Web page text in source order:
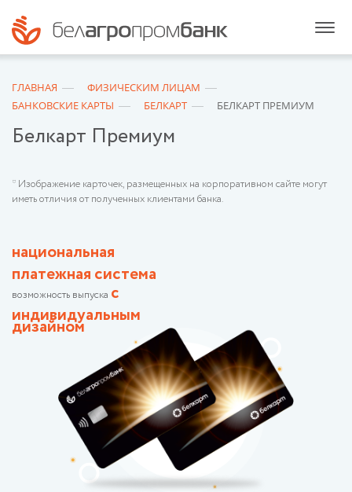
ГЛАВНАЯ
ФИЗИЧЕСКИМ ЛИЦАМ
БАНКОВСКИЕ КАРТЫ
БЕЛКАРТ БЕЛКАРТ ПРЕМИУМ
Белкарт Премиум
* Изображение карточек, размещенных на корпоративном сайте могут
иметь отличия от полученных клиентами банка.
национальная
платежная система
возможность выпуска с
индивидуальным
дизайном